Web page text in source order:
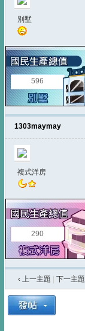
別墅
596
1303maymay
複式洋房
290
‹ 上一主題 下一主題